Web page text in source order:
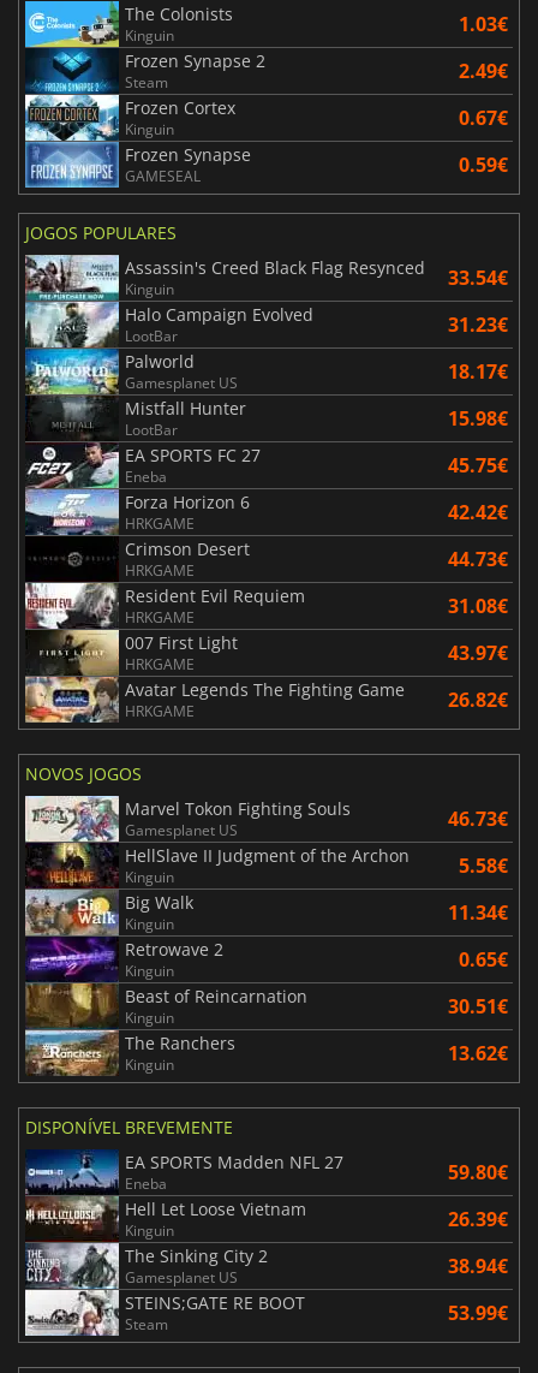
The Colonists
Kinguin 1.03€
Frozen Synapse 2
Steam 2.49€
Frozen Cortex
Kinguin 0.67€
Frozen Synapse
GAMESEAL 0.59€
JOGOS POPULARES
Assassin's Creed Black Flag Resynced
Kinguin 33.54€
Halo Campaign Evolved
LootBar 31.23€
Palworld
Gamesplanet US 18.17€
Mistfall Hunter
LootBar 15.98€
EA SPORTS FC 27
Eneba 45.75€
Forza Horizon 6
HRKGAME 42.42€
Crimson Desert
HRKGAME 44.73€
Resident Evil Requiem
HRKGAME 31.08€
007 First Light
HRKGAME 43.97€
Avatar Legends The Fighting Game
HRKGAME 26.82€
NOVOS JOGOS
Marvel Tokon Fighting Souls
Gamesplanet US 46.73€
HellSlave II Judgment of the Archon
Kinguin 5.58€
Big Walk
Kinguin 11.34€
Retrowave 2
Kinguin 0.65€
Beast of Reincarnation
Kinguin 30.51€
The Ranchers
Kinguin 13.62€
DISPONÍVEL BREVEMENTE
EA SPORTS Madden NFL 27
Eneba 59.80€
Hell Let Loose Vietnam
Kinguin 26.39€
The Sinking City 2
Gamesplanet US 38.94€
STEINS;GATE RE BOOT
Steam 53.99€